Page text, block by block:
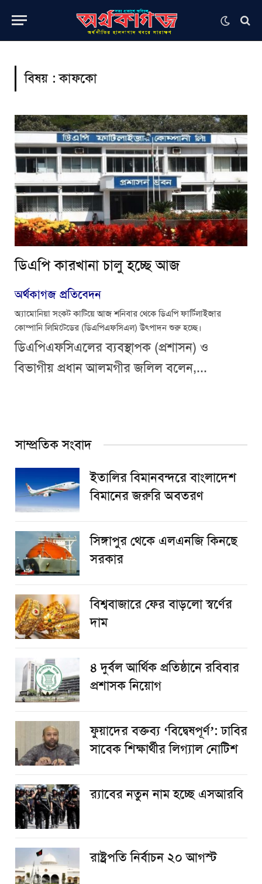
বিষয় :কাফকো
ডিএপি কারখানা চালু হচ্ছে আজ
অর্থকাগজ প্রতিবেদন
অ্যামোনিয়া সংকট কাটিয়ে আজ শনিবার থেকে ডিএপি ফার্টিলাইজার
কোম্পানি লিমিটেডের (ডিএপিএফসিএল) উৎপাদন শুরু হচ্ছে।
ডিএপিএফসিএলের ব্যবস্থাপক (প্রশাসন) ও
বিভাগীয় প্রধান আলমগীর জলিল বলেন,...
সাম্প্রতিক সংবাদ
ইতালির বিমানবন্দরে বাংলাদেশ
বিমানের জরুরি অবতরণ
সিঙ্গাপুর থেকে এলএনজি কিনছে
সরকার
বিশ্ববাজারে ফের বাড়লো স্বর্ণের
দাম
৪ দুর্বল আর্থিক প্রতিষ্ঠানে রবিবার
প্রশাসক নিয়োগ
ফুয়াদের বক্তব্য ‘বিদ্বেষপূর্ণ’: ঢাবির
সাবেক শিক্ষার্থীর লিগ্যাল নোটিশ
র‌্যাবের নতুন নাম হচ্ছে এসআরবি
রাষ্ট্রপতি নির্বাচন ২০ আগস্ট